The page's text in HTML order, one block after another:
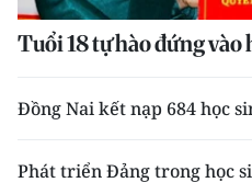
Tuổi 18 tự hào đứng vào
Đồng Nai kết nạp 684 học
Phát triển Đảng trong học